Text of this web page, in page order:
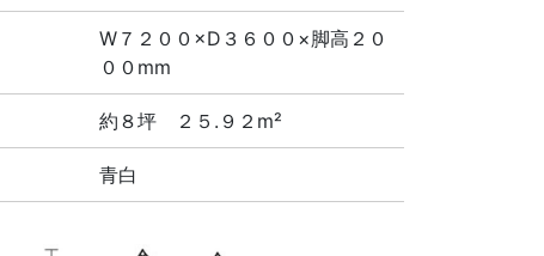
W７２００×D３６００×脚高２０
００mm
約８坪 ２５.９２m²
青白